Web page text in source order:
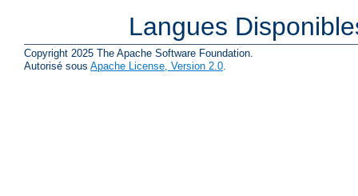
Langues
Copyright 2025 The Apache Software Foundation.
Autorisé sous Apache License, Version 2.0.